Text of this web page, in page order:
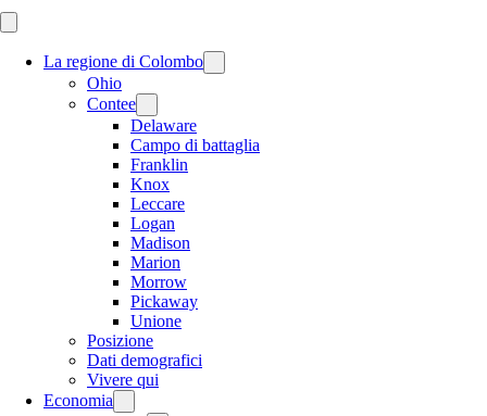
La regione di Colombo
Ohio
Contee
Delaware
Campo di battaglia
Franklin
Knox
Leccare
Logan
Madison
Marion
Morrow
Pickaway
Unione
Posizione
Dati demografici
Vivere qui
Economia